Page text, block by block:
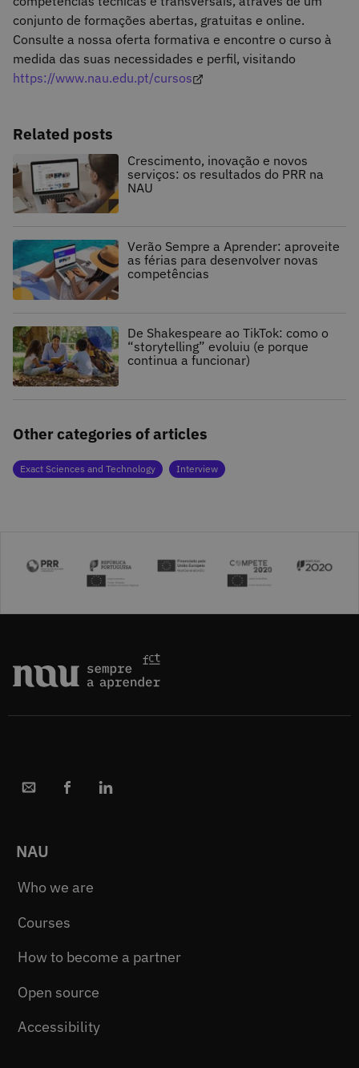
conjunto de formações abertas, gratuitas e online.
Consulte a nossa oferta formativa e encontre o curso à
medida das suas necessidades e perfil, visitando
https://www.nau.edu.pt/cursos
Related posts
Crescimento, inovação e novos
serviços: os resultados do PRR na
NAU
Verão Sempre a Aprender: aproveite
as férias para desenvolver novas
competências
De Shakespeare ao TikTok: como o
“storytelling” evoluiu (e porque
continua a funcionar)
Other categories of articles
Exact Sciences and Technology Interview
NAU
Who we are
Courses
How to become a partner
Open source
Accessibility